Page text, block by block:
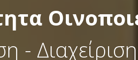
- Διαχείριση